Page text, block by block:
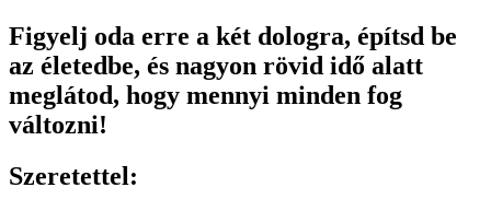
Figyelj oda erre a két dologra, építsd be
az életedbe, és nagyon rövid idő alatt
meglátod, hogy mennyi minden fog
változni!
Szeretettel: